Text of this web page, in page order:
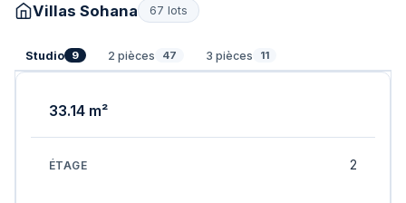
Villas Sohana 67 lots
Studio 9 2 pièces 47 3 pièces 11
33.14 m²
2